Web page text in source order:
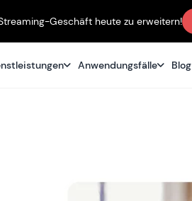
Geschäft heute zu erweitern!
Anwendungsfälle Blog